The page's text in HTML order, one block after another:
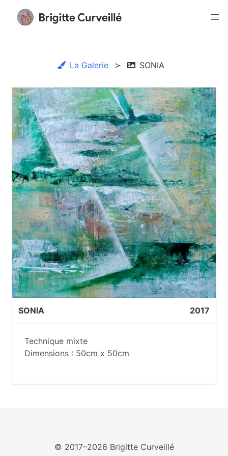
La Galerie SONIA
SONIA 2017
Technique mixte
Dimensions : 50cm x 50cm
© 2017–2026 Brigitte Curveillé